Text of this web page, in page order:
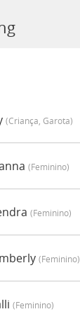
(criança, Garota)
(feminino)
(feminino)
(feminino)
(feminino)